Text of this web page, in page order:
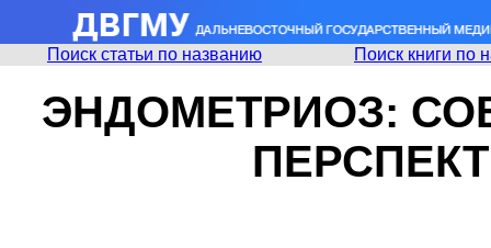
Поиск статьи по названию Поиск книги по
ЭНДОМЕТРИОЗ: